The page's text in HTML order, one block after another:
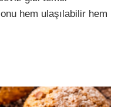
hem ulaşılabilir hem